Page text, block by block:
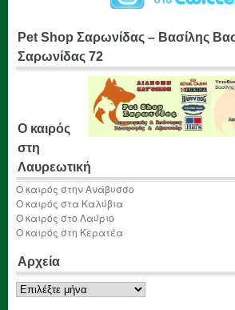
Pet Shop Σαρωνίδας – Βασίλης
Σαρωνίδας 72
Ο καιρός
στη
Λαυρεωτική
Ο καιρός στην Ανάβυσσο
Ο καιρός στα Καλύβια
Ο καιρός στο Λαύριο
Ο καιρός στη Κερατέα
Αρχεία
Αρχεία